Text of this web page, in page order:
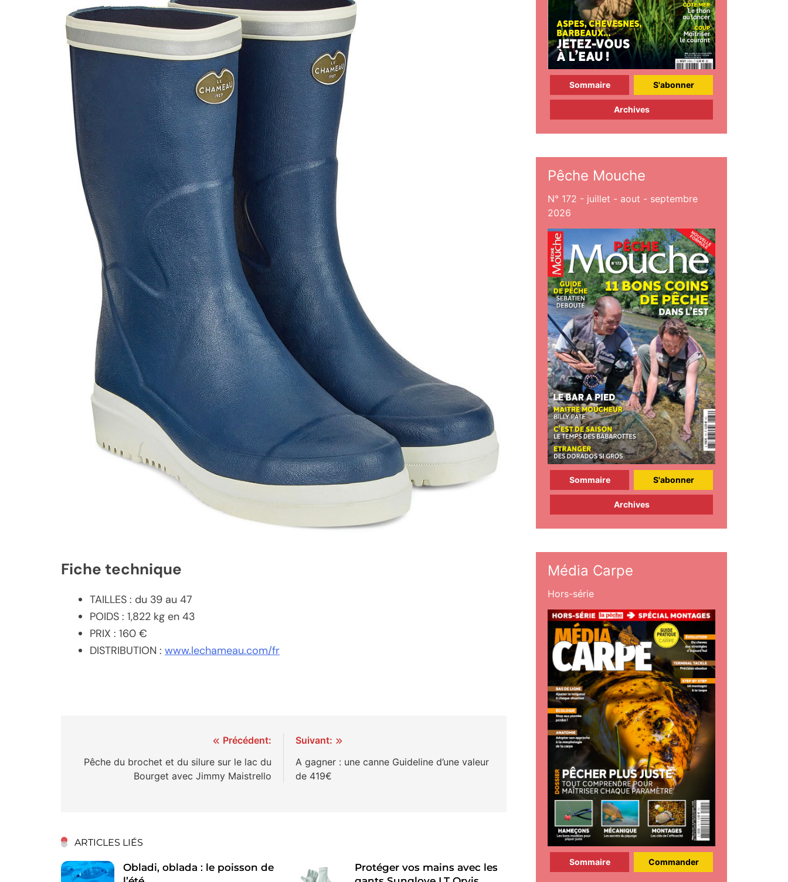
Fiche technique
TAILLES : du 39 au 47
POIDS : 1,822 kg en 43
PRIX : 160 €
DISTRIBUTION : www.lechameau.com/fr
de
Précédent:
Pêche du brochet et du silure sur le lac du
Bourget avec Jimmy Maistrello
Suivant:
A gagner : une canne Guideline d’une valeur
de 419€
ARTICLES LIÉS
Obladi, oblada : le poisson de
Protéger vos mains avec les
Sommaire S'abonner
Archives
Pêche Mouche
N° 172 - juillet - aout - septembre
2026
Sommaire S'abonner
Archives
Média Carpe
Hors-série
Sommaire Commander